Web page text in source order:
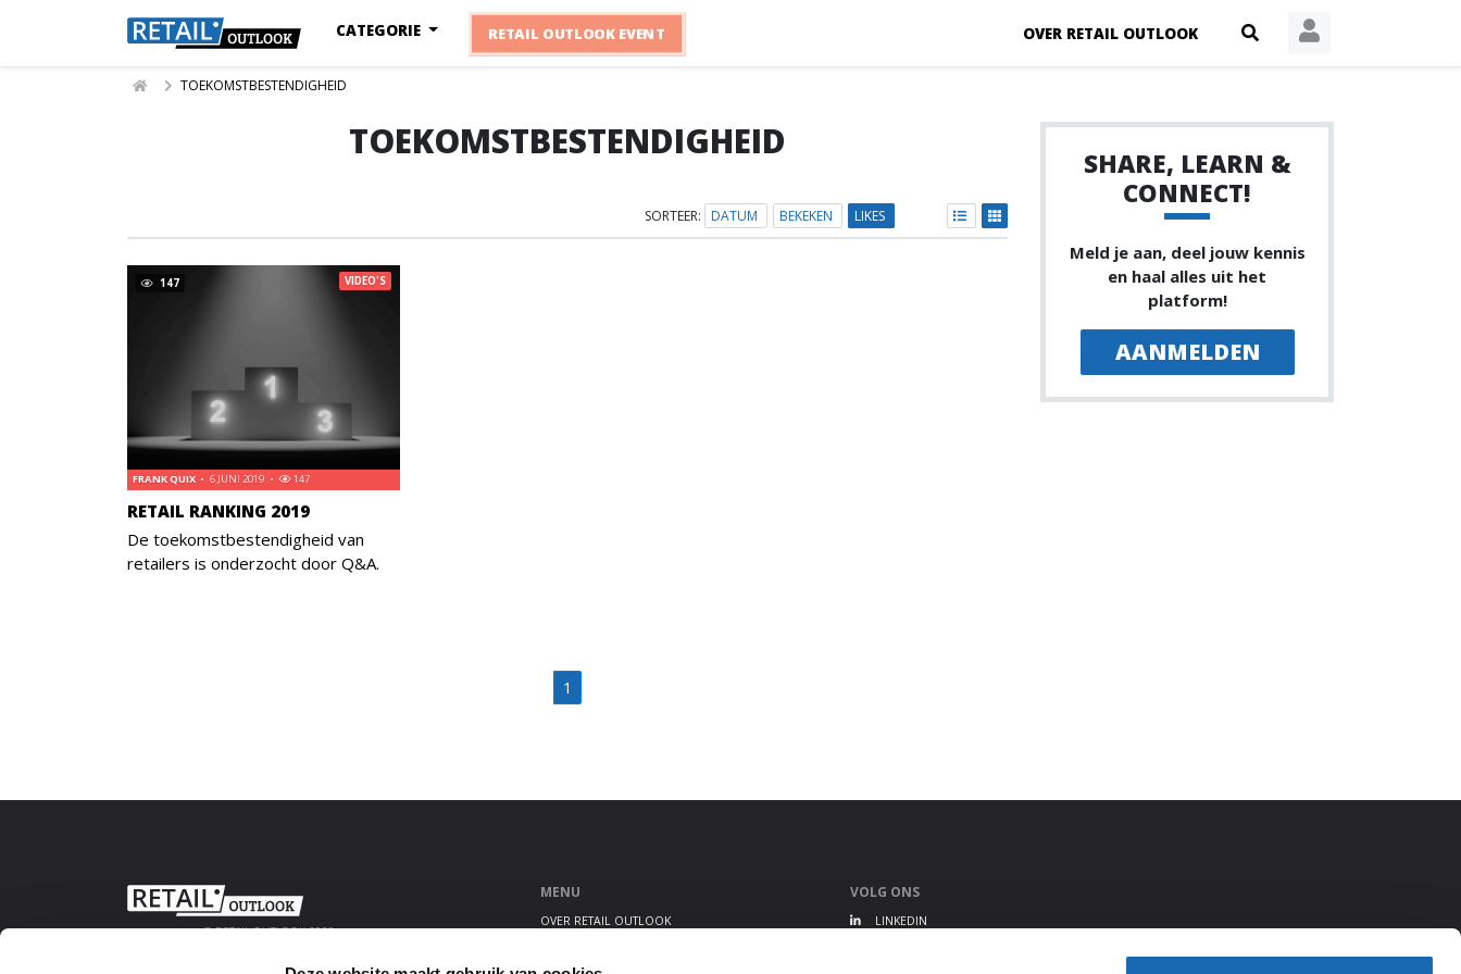
OVER RETAIL OUTLOOK
CATEGORIE RETAIL OUTLOOK EVENT
TOEKOMSTBESTENDIGHEID
TOEKOMSTBESTENDIGHEID
SORTEER: DATUM BEKEKEN LIKES
147
RETAIL RANKING 2019
FRANK QUIX 6 JUNI 2019 147
VIDEO'S
De toekomstbestendigheid van
retailers is onderzocht door Q&A.
1
SHARE, LEARN &
CONNECT!
Meld je aan, deel jouw kennis
en haal alles uit het
platform!
AANMELDEN
© RETAIL OUTLOOK 2020
MENU
OVER RETAIL OUTLOOK
VOLG ONS
LINKEDIN